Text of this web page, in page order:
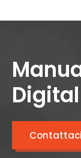
Contattaci